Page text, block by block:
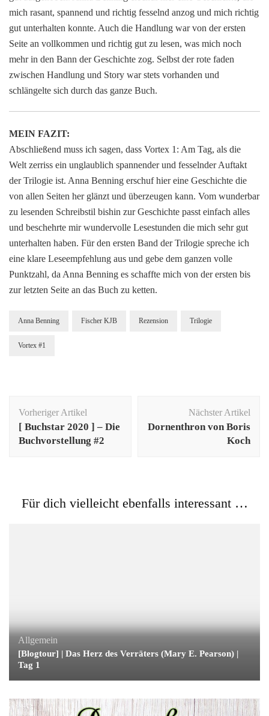
mich rasant, spannend und richtig fesselnd anzog und mich richtig
gut unterhalten konnte. Auch die Handlung war von der ersten
Seite an vollkommen und richtig gut zu lesen, was mich noch
mehr in den Bann der Geschichte zog. Selbst der rote faden
zwischen Handlung und Story war stets vorhanden und
schlängelte sich durch das ganze Buch.
MEIN FAZIT:
Abschließend muss ich sagen, dass Vortex 1: Am Tag, als die
Welt zerriss ein unglaublich spannender und fesselnder Auftakt
der Trilogie ist. Anna Benning erschuf hier eine Geschichte die
von allen Seiten her glänzt und überzeugen kann. Vom wunderbar
zu lesenden Schreibstil bishin zur Geschichte passt einfach alles
und beschehrte mir wundervolle Lesestunden die mich sehr gut
unterhalten haben. Für den ersten Band der Trilogie spreche ich
eine klare Leseempfehlung aus und gebe dem ganzen volle
Punktzahl, da Anna Benning es schaffte mich von der ersten bis
zur letzten Seite an das Buch zu ketten.
Anna Benning Fischer KJB Rezension Trilogie
Vortex #1
Vorheriger Artikel
[ Buchstar 2020 ] – Die
Buchvorstellung #2
Nächster Artikel
Dornenthron von Boris
Koch
Für dich vielleicht ebenfalls interessant …
Allgemein
[Blogtour] | Das Herz des Verräters (Mary E. Pearson) |
Tag 1